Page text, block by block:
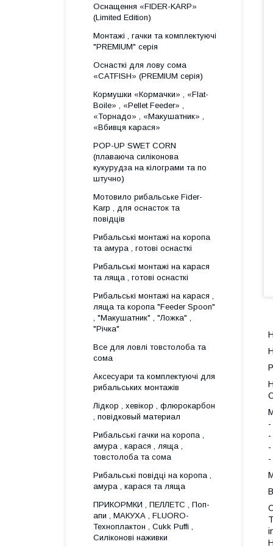
-
-
-
-
Оснащення «FIDER-KARP»
(Limited Edition)
Монтажі , гачки та комплектуючі
"PREMIUM" серія
Оснасткі для лову сома
«CATFISH» (PREMIUM серія)
Кормушки «Кормачки» , «Flat-
Boile» , «Pellet Feeder» ,
«Торнадо» , «Макушатник» ,
«Вбивця карася»
POP-UP SWET CORN
(плаваюча силіконова
кукурудза на кілограми та по
штучно)
Мотовило рибальське Fider-
Karp , для оснасток та
повідців
Рибальські монтажі на коропа
та амура , готові оснасткі
Рибальські монтажі на карася
та ляща , готові оснасткі
Рибальські монтажі на карася ,
ляща та коропа "Feeder Spoon"
, "Макушатник" , "Ложка" ,
"Річка"
Все для ловлi товстолоба та
сома
Аксесуари та комплектуючі для
рибальських монтажів
Лідкор , хевікор , флюрокарбон
, повідковый материал
Рибальські гачки на коропа ,
амура , карася , ляща ,
товстолоба та сома
Рибальські повідці на коропа ,
амура , карася та ляща
ПРИКОРМКИ , ПЕЛЛЕТС , Поп-
апи , МАКУХА , FLUORО-
Техноплактон , Cukk Puffi ,
Силіконові наживки